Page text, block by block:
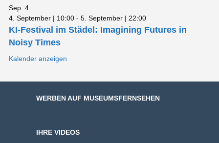
Sep. 4
4. September | 10:00 - 5. September | 22:00
KI-Festival im Städel: Imagining Futures in
Noisy Times
Kalender anzeigen
WERBEN AUF MUSEUMSFERNSEHEN
IHRE VIDEOS